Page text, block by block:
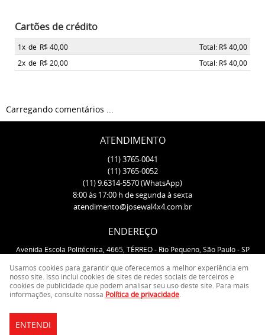
Cartões de crédito
1x de R$ 40,00
Total: R$ 40,00
2x de R$ 20,00 Total: R$ 40,00
Carregando comentários ...
ATENDIMENTO
(11)3765-0041
(11)3765-0052
(11)9.6314-5570(WhatsApp)
8:00 às 17:00 h de segunda à sexta
atendimento@josewal4x4.com.br
ENDEREÇO
Avenida Escola Politécnica, 4665, TÉRREO- Rio Pequeno, São Paulo-SP
LOJA VIRTUAL CRIADA POR
Usamos cookies para garantir que oferecemos a melhor experiência em
nosso site. Isso inclui cookies de sites de redes sociais de terceiros e
cookies de publicidade que podem analisar seu uso deste site. Para mais
informações, consulte nossa Política de privacidade
ENTENDI